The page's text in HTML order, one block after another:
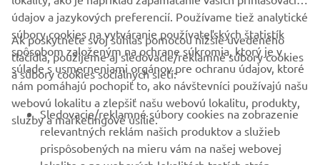
FIREMNÉ STRÁNKY
B2B
VIAC YAMAHA
PODPORA
súbory cookies na vytváranie používateľských štatistík
spôsobom založeným na ochrane súkromia, ktorý je v
súlade s usmerneniami orgánov pre ochranu údajov, ktoré
nám pomáhajú pochopiť to, ako návštevníci používajú našu
webovú lokalitu a zlepšiť našu webovú lokalitu, produkty,
služby a marketingové úsilie.
Ak poskytnete svoj súhlas pomocou nižšie uvedeného
tlačidla, použijeme aj sledovacie/reklamné súbory cookies
a súbory cookies sociálnych sietí:
Sledovacie/reklamné súbory cookies na zobrazenie
relevantných reklám našich produktov a služieb
prispôsobených na mieru vám na našej webovej
lokalite a na webových lokalitách tretích strán
vrátane platforiem sociálnych sietí, ako je napríklad